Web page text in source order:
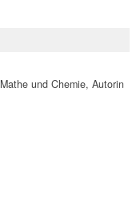
und Chemie, Autorin